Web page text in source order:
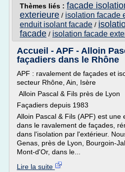
Thèmes liés : facade
exterieure / isolation facade
enduit isolant facade /
facade / isolation facade
Accueil - APF - Alloin
façadiers dans le Rhône
APF : ravalement de façades et
secteur Rhône, Ain, Isère
Alloin Pascal & Fils près de Lyon
Façadiers depuis 1983
Alloin Pascal & Fils (APF) est une
dans le ravalement de façades,
dans l'isolation par l'extérieur.
Genas, près de Lyon, Bourgoin-
Mont-d'Or, dans le...
Lire la suite